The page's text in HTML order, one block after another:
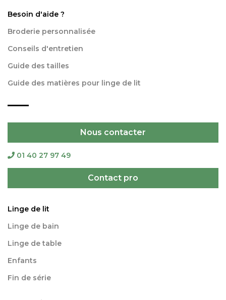
Besoin d'aide ?
Broderie personnalisée
Conseils d'entretien
Guide des tailles
Guide des matières pour linge de lit
Nous contacter
01 40 27 97 49
Contact pro
Linge de lit
Linge de bain
Linge de table
Enfants
Fin de série